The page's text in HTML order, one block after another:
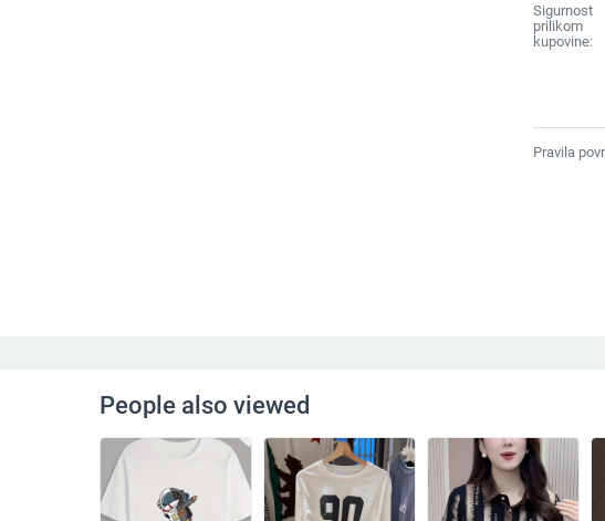
Sigurnost
prilikom
kupovine:
Pravila
People also viewed